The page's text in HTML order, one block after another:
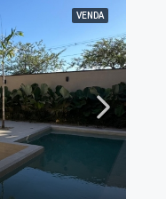
VENDA